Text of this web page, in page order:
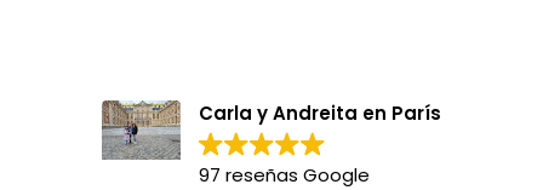
Carla y Andreita en París
97 reseñas Google